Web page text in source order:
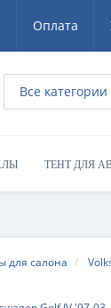
Оплата
Все категории
ТЕНТ ДЛЯ
для салона